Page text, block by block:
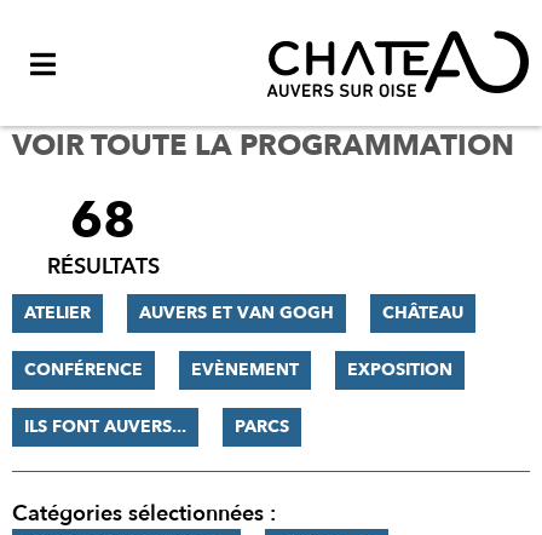
VOIR TOUTE LA PROGRAMMATION
FILTRER
RÉSULTATS
68
RÉSULTATS
ATELIER AUVERS ET VAN GOGH CHÂTEAU
CONFÉRENCE EVÈNEMENT EXPOSITION
ILS FONT AUVERS... PARCS
Catégories sélectionnées :